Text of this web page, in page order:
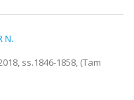
N.
ss.1846-1858, (Tam